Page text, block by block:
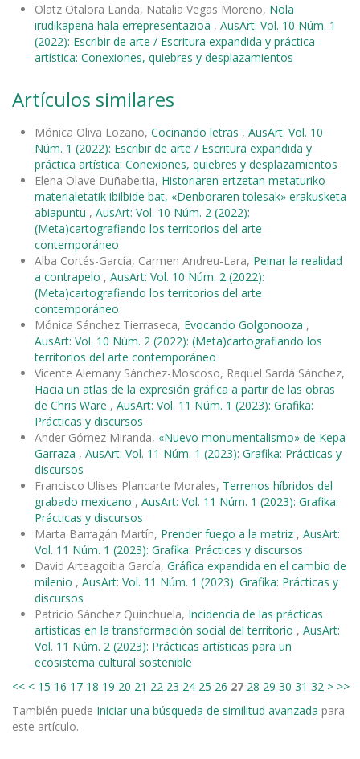
Olatz Otalora Landa, Natalia Vegas Moreno, Nola
irudikapena hala errepresentazioa , AusArt: Vol. 10 Núm. 1
(2022): Escribir de arte / Escritura expandida y práctica
artística: Conexiones, quiebres y desplazamientos
Artículos similares
Mónica Oliva Lozano, Cocinando letras , AusArt: Vol. 10
Núm. 1 (2022): Escribir de arte / Escritura expandida y
práctica artística: Conexiones, quiebres y desplazamientos
Elena Olave Duñabeitia, Historiaren ertzetan metaturiko
materialetatik ibilbide bat, «Denboraren tolesak» erakusketa
abiapuntu , AusArt: Vol. 10 Núm. 2 (2022):
(Meta)cartografiando los territorios del arte
contemporáneo
Alba Cortés-García, Carmen Andreu-Lara, Peinar la realidad
a contrapelo , AusArt: Vol. 10 Núm. 2 (2022):
(Meta)cartografiando los territorios del arte
contemporáneo
Mónica Sánchez Tierraseca, Evocando Golgonooza ,
AusArt: Vol. 10 Núm. 2 (2022): (Meta)cartografiando los
territorios del arte contemporáneo
Vicente Alemany Sánchez-Moscoso, Raquel Sardá Sánchez,
Hacia un atlas de la expresión gráfica a partir de las obras
de Chris Ware , AusArt: Vol. 11 Núm. 1 (2023): Grafika:
Prácticas y discursos
Ander Gómez Miranda, «Nuevo monumentalismo» de Kepa
Garraza , AusArt: Vol. 11 Núm. 1 (2023): Grafika: Prácticas y
discursos
Francisco Ulises Plancarte Morales, Terrenos híbridos del
grabado mexicano , AusArt: Vol. 11 Núm. 1 (2023): Grafika:
Prácticas y discursos
Marta Barragán Martín, Prender fuego a la matriz , AusArt:
Vol. 11 Núm. 1 (2023): Grafika: Prácticas y discursos
David Arteagoitia García, Gráfica expandida en el cambio de
milenio , AusArt: Vol. 11 Núm. 1 (2023): Grafika: Prácticas y
discursos
Patricio Sánchez Quinchuela, Incidencia de las prácticas
artísticas en la transformación social del territorio , AusArt:
Vol. 11 Núm. 2 (2023): Prácticas artísticas para un
ecosistema cultural sostenible
<< < 15 16 17 18 19 20 21 22 23 24 25 26 27 28 29 30 31 32 > >>
También puede Iniciar una búsqueda de similitud avanzada para
este artículo.